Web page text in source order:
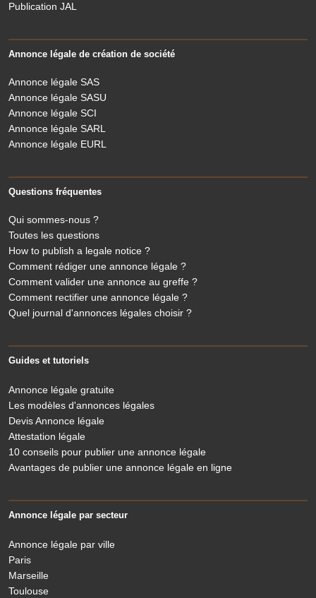
Publication JAL
Annonce légale de création de société
Annonce légale SAS
Annonce légale SASU
Annonce légale SCI
Annonce légale SARL
Annonce légale EURL
Questions fréquentes
Qui sommes-nous ?
Toutes les questions
How to publish a legale notice ?
Comment rédiger une annonce légale ?
Comment valider une annonce au greffe ?
Comment rectifier une annonce légale ?
Quel journal d'annonces légales choisir ?
Guides et tutoriels
Annonce légale gratuite
Les modèles d'annonces légales
Devis Annonce légale
Attestation légale
10 conseils pour publier une annonce légale
Avantages de publier une annonce légale en ligne
Annonce légale par secteur
Annonce légale par ville
Paris
Marseille
Toulouse